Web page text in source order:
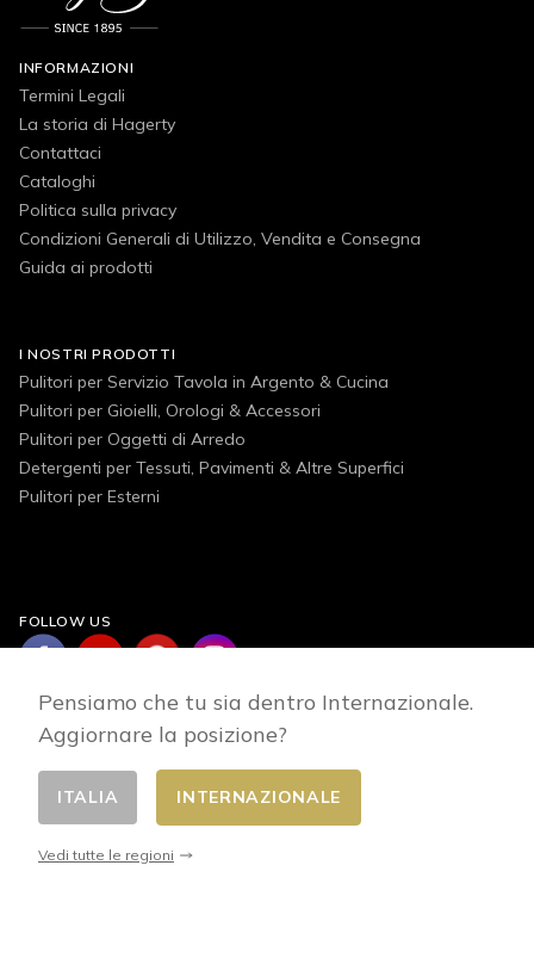
INFORMAZIONI
Termini Legali
La storia di Hagerty
Contattaci
Cataloghi
Politica sulla privacy
Condizioni Generali di Utilizzo, Vendita e Consegna
Guida ai prodotti
I NOSTRI PRODOTTI
Pulitori per Servizio Tavola in Argento & Cucina
Pulitori per Gioielli, Orologi & Accessori
Pulitori per Oggetti di Arredo
Detergenti per Tessuti, Pavimenti & Altre Superfici
Pulitori per Esterni
FOLLOW US
Cambia Paese
Pensiamo che tu sia dentro Internazionale.
Aggiornare la posizione?
ITALIA INTERNAZIONALE
Vedi tutte le regioni